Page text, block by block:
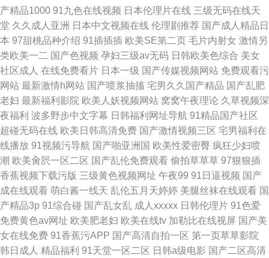
产精品1000 91九色在线视频 日本伦理片在线 三级无码在线天
堂 久久成人亚洲 日本中文视频在线 伦理剧推荐 国产成人精品日
本 97甜桃品种介绍 91插插插 欧美SE第二页 毛片内射女 激情另
类欧美一二 国产色视频 孕妇三级av无码 日韩欧美色综合 美女
社区成人 在线免费看片 日本一级 国产传媒视频网站 免费观看污
网站 最新激情h网站 国产喷浆抽搐 宅男久久国产精品 国产乱肥
老妇 最新福利影院 欧美人妖视频网站 窝窝午夜理论 久草视频深
夜福利 波多野步中文字幕 日韩福利网址导航 91精品国产社区
超碰无码在线 欧美日韩高清免费 国产激情视频三区 宅男福利在
线播放 91视频污导航 国产啪亚洲国 欧美性爱密臀 疯狂少妇喷
潮 欧美肏屄一区二区 国产乱伦免费观看 偷拍草草草 97狠狠插
香蕉视频下载污版 三级黄色视频网址 午夜99 91日逼视频 国产
成在线观看 萌白酱一线天 乱伦五月天婷婷 美腿丝袜在线观看 国
产精品3p 91综合碰 国产乱女乱 成人xxxxx 日韩伦理片 91色爱
免费黄色av网址 欧美肥老妇 欧美在线tv 加勒比在线视屏 国产美
女在线免费 91香蕉污APP 国产高清自拍一区 第一页草草影院
韩日成人 精品福利 91天堂一区二区 日韩a级电影 国产二区高清